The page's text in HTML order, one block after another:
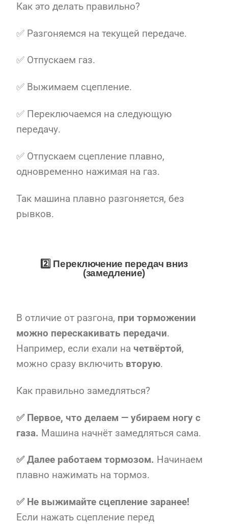
Как это делать правильно?
✅ Разгоняемся на текущей передаче.
✅ Отпускаем газ.
✅ Выжимаем сцепление.
✅ Переключаемся на следующую
передачу.
✅ Отпускаем сцепление плавно,
одновременно нажимая на газ.
Так машина плавно разгоняется, без
рывков.
2️⃣ Переключение передач вниз
(замедление)
В отличие от разгона, при торможении
можно перескакивать передачи.
Например, если ехали на четвёртой,
можно сразу включить вторую.
Как правильно замедляться?
✅ Первое, что делаем — убираем ногу с
газа. Машина начнёт замедляться сама.
✅ Далее работаем тормозом. Начинаем
плавно нажимать на тормоз.
✅ Не выжимайте сцепление заранее!
Если нажать сцепление перед